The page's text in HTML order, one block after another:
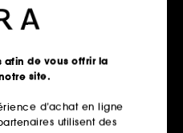
afin de vous offrir la
site.
d’achat en ligne
utilisent des